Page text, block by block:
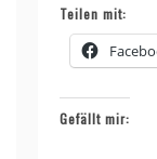
Teilen mit:
Gefällt mir: